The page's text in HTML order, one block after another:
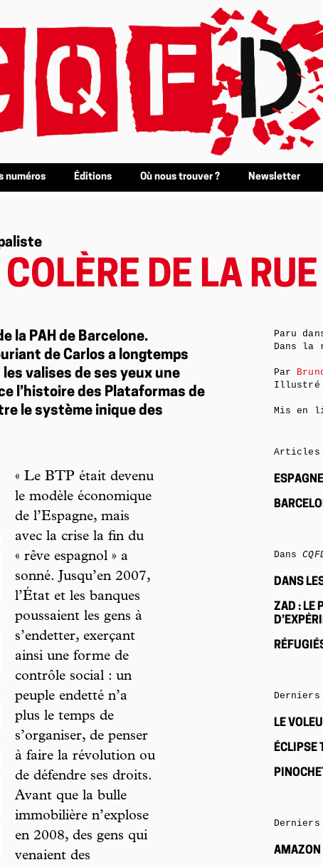
numéros Éditions Où nous trouver ? Newsletter
DE LA
la PAH de Barcelone.
de Carlos a longtemps
valises de ses yeux une
l’histoire des Plataformas de
le système inique des
« Le BTP était devenu
le modèle économique
de l’Espagne, mais
avec la crise la fin du
« rêve espagnol » a
sonné. Jusqu’en 2007,
l’État et les banques
poussaient les gens à
s’endetter, exerçant
ainsi une forme de
contrôle social : un
peuple endetté n’a
plus le temps de
s’organiser, de penser
à faire la révolution ou
de défendre ses droits.
Avant que la bulle
immobilière n’explose
en 2008, des gens qui
venaient des
Paru
Dans la
Par
Illustré
Mis en
Articles
Dans
DANS
ZAD : LE
LE
ÉCLIPSE
AMAZON